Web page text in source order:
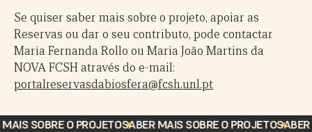
Se quiser saber mais sobre o projeto, apoiar as
Reservas ou dar o seu contributo, pode contactar
Maria Fernanda Rollo ou Maria João Martins da
NOVA FCSH através do e-mail:
portalreservasdabiosfera@fcsh.unl.pt
SOBRE O PROJETOSABER MAIS SOBRE O PROJETOSABER